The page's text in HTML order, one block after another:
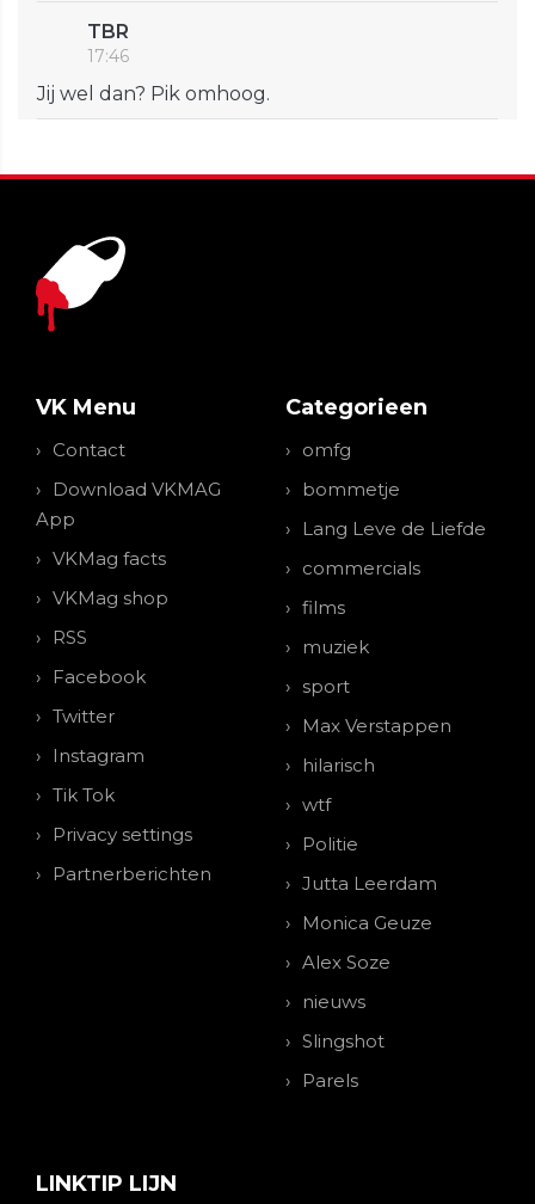
TBR
17:46
Jij wel dan? Pik omhoog.
VK Menu
Contact
Download VKMAG
App
VKMag facts
VKMag shop
RSS
Facebook
Twitter
Instagram
Tik Tok
Privacy settings
Partnerberichten
Categorieen
omfg
bommetje
Lang Leve de Liefde
commercials
films
muziek
sport
Max Verstappen
hilarisch
wtf
Politie
Jutta Leerdam
Monica Geuze
Alex Soze
nieuws
Slingshot
Parels
LINKTIP LIJN